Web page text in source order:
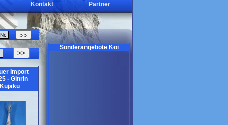
Kontakt Partner
>>
Import
- Ginrin
Kujaku
Sonderangebote Koi